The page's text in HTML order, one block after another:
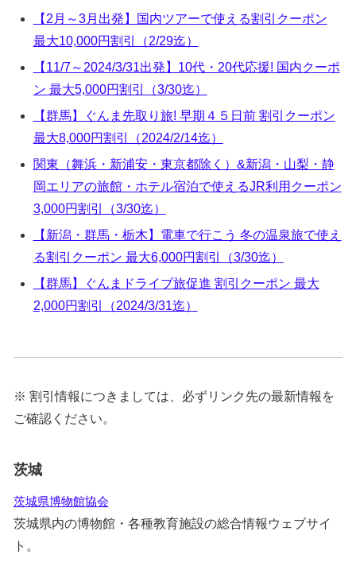
【2月～3月出発】国内ツアーで使える割引クーポン
最大10,000円割引（2/29迄）
【11/7～2024/3/31出発】10代・20代応援! 国内クーポ
ン 最大5,000円割引（3/30迄）
【群馬】ぐんま先取り旅! 早期４５日前 割引クーポン
最大8,000円割引（2024/2/14迄）
関東（舞浜・新浦安・東京都除く）&新潟・山梨・静
岡エリアの旅館・ホテル宿泊で使えるJR利用クーポン
3,000円割引（3/30迄）
【新潟・群馬・栃木】電車で行こう 冬の温泉旅で使え
る割引クーポン 最大6,000円割引（3/30迄）
【群馬】ぐんまドライブ旅促進 割引クーポン 最大
2,000円割引（2024/3/31迄）
※ 割引情報につきましては、必ずリンク先の最新情報を
ご確認ください。
茨城
茨城県博物館協会
茨城県内の博物館・各種教育施設の総合情報ウェブサイ
ト。